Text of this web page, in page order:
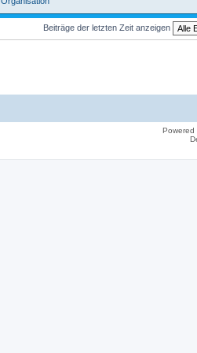
Beiträge der letzten Zeit anzeigen
Powered